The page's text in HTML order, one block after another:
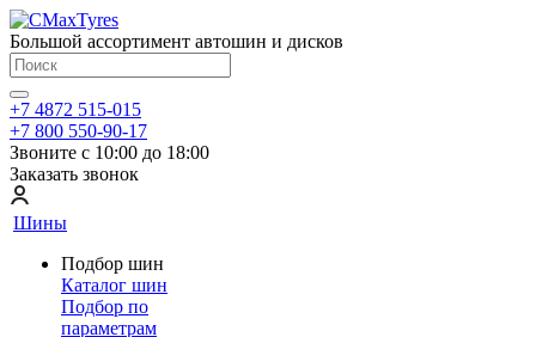
Большой ассортимент автошин и дисков
+7 4872 515-015
+7 800 550-90-17
Звоните с 10:00 до 18:00
Заказать звонок
Шины
Подбор шин
Каталог шин
Подбор по
параметрам